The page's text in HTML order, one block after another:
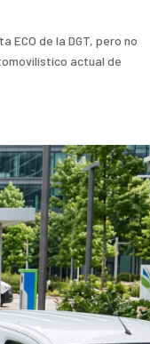
de la DGT, pero no
actual de